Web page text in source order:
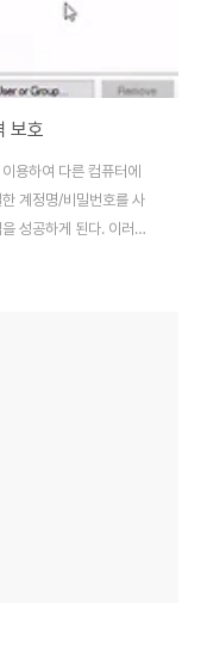
보호
용하여 다른 컴퓨터에
계정명/비밀번호를 사
성공하게 된다. 이러한
에서 기본적으로 제공